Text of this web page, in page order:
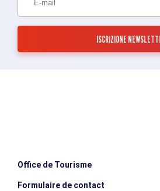
Office de Tourisme
Formulaire de contact